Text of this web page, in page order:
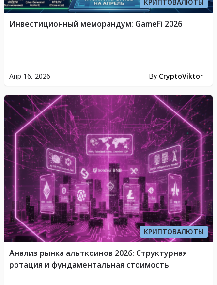
КРИПТОВАЛЮТЫ
Апр 16, 2026 By CryptoViktor
Инвестиционный меморандум: GameFi 2026
КРИПТОВАЛЮТЫ
Анализ рынка альткоинов 2026: Структурная
ротация и фундаментальная стоимость